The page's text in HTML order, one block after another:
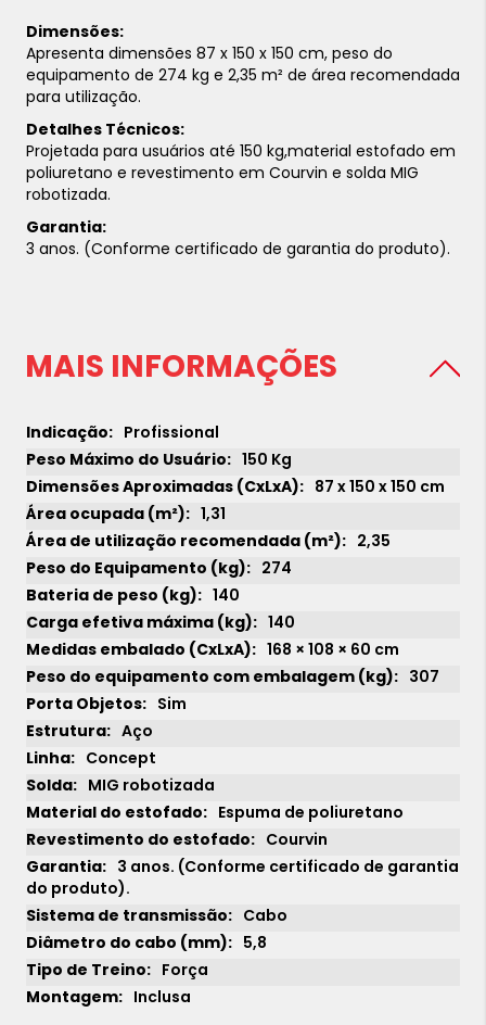
Dimensões:
Apresenta dimensões 87 x 150 x 150 cm, peso do
equipamento de 274 kg e 2,35 m² de área recomendada
para utilização.
Detalhes Técnicos:
Projetada para usuários até 150 kg,material estofado em
poliuretano e revestimento em Courvin e solda MIG
robotizada.
Garantia:
3 anos. (Conforme certificado de garantia do produto).
MAIS INFORMAÇÕES
Profissional
150 Kg
87 x 150 x 150 cm
1,31
2,35
274
140
140
168 × 108 × 60 cm
307
Sim
Aço
Concept
MIG robotizada
Espuma de poliuretano
Courvin
3 anos. (Conforme certificado de garantia
do produto).
Cabo
5,8
Força
Inclusa